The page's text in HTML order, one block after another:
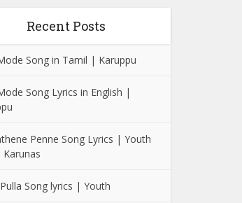
Recent Posts
Song in Tamil | Karuppu
Song Lyrics in English |
Penne Song Lyrics | Youth
Karunas
Song lyrics | Youth